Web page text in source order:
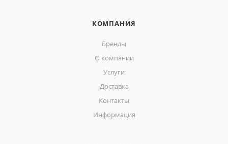
КОМПАНИЯ
Бренды
О компании
Услуги
Доставка
Контакты
Информация